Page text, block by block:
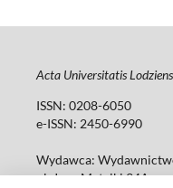
Acta Universitatis
ISSN: 0208-6050
e-ISSN: 2450-6990
Wydawca:
ul. Jana Matejki 34A